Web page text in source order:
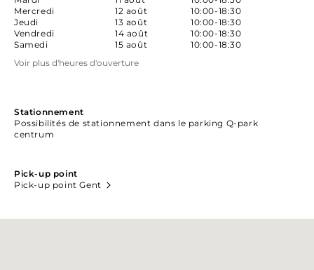
Mercredi
12 août
10:00-18:30
Jeudi
13 août
10:00-18:30
Vendredi
14 août
10:00-18:30
Samedi
15 août
10:00-18:30
Voir plus d'heures d'ouverture
Stationnement
Possibilités de stationnement dans le parking Q-park
centrum
Pick-up point
Pick-up point Gent